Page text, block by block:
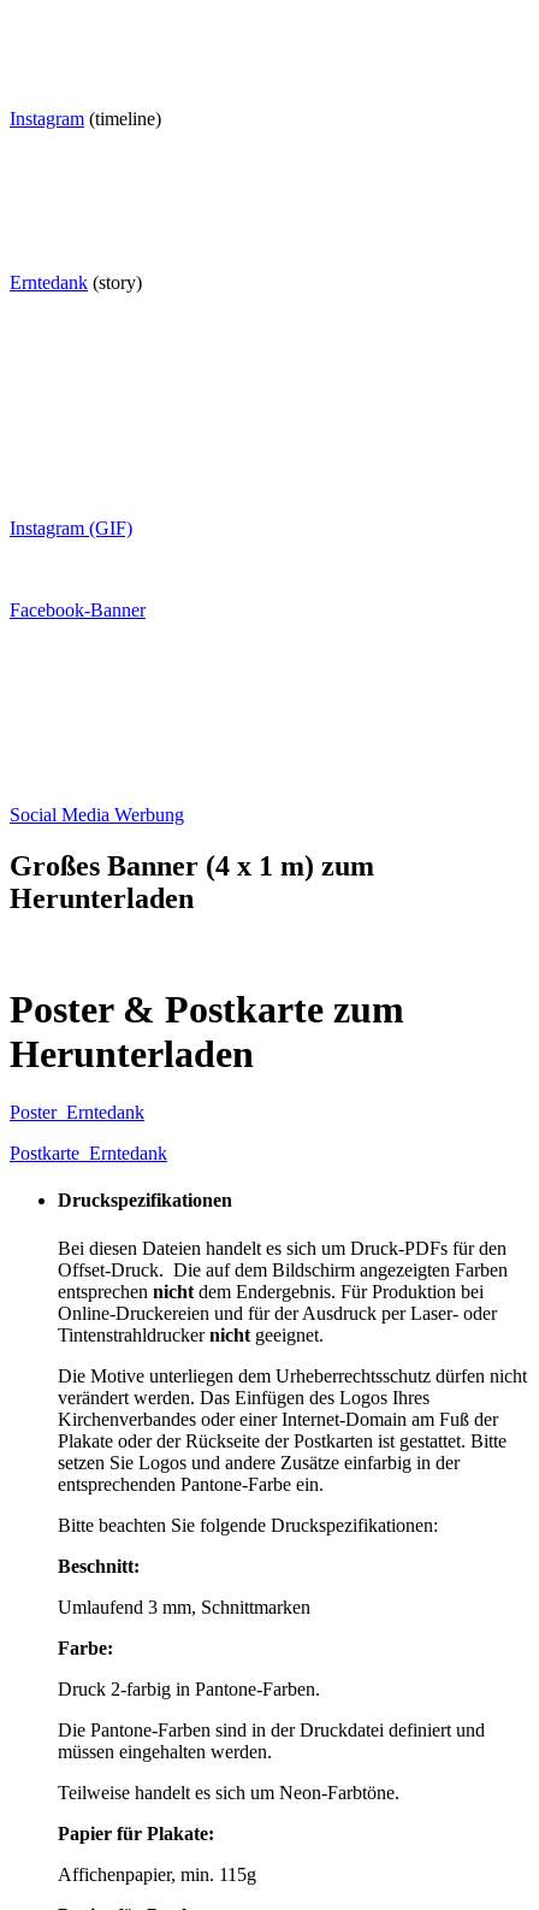
Instagram (timeline)
Erntedank (story)
Instagram (GIF)
Facebook-Banner
Social Media Werbung
Großes Banner (4 x 1 m) zum
Herunterladen
Poster & Postkarte zum
Herunterladen
Poster_Erntedank
Postkarte_Erntedank
Druckspezifikationen
Bei diesen Dateien handelt es sich um Druck-PDFs für den
Offset-Druck. Die auf dem Bildschirm angezeigten Farben
entsprechen nicht dem Endergebnis. Für Produktion bei
Online-Druckereien und für der Ausdruck per Laser- oder
Tintenstrahldruckernicht geeignet.
Die Motive unterliegen dem Urheberrechtsschutz dürfen nicht
verändert werden. Das Einfügen des Logos Ihres
Kirchenverbandes oder einer Internet-Domain am Fuß der
Plakate oder der Rückseite der Postkarten ist gestattet. Bitte
setzen Sie Logos und andere Zusätze einfarbig in der
entsprechenden Pantone-Farbe ein.
Bitte beachten Sie folgende Druckspezifikationen:
Beschnitt:
Umlaufend 3 mm, Schnittmarken
Farbe:
Druck 2-farbig in Pantone-Farben.
Die Pantone-Farben sind in der Druckdatei definiert und
müssen eingehalten werden.
Teilweise handelt es sich um Neon-Farbtöne.
Papier für Plakate:
Affichenpapier, min. 115g